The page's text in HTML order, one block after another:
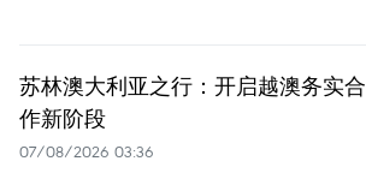
苏林澳大利亚之行：开启越澳务实合
作新阶段
07/08/2026 03:36